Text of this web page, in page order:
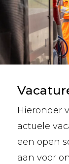
Hieronder
actuele
een open
aan voor